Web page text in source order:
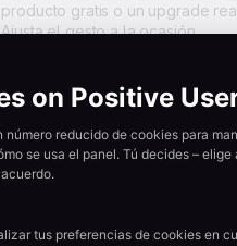
producto gratis o un upgrade
Ajusta el gesto a la ocasión.
Mantén el
ellos, no en tu